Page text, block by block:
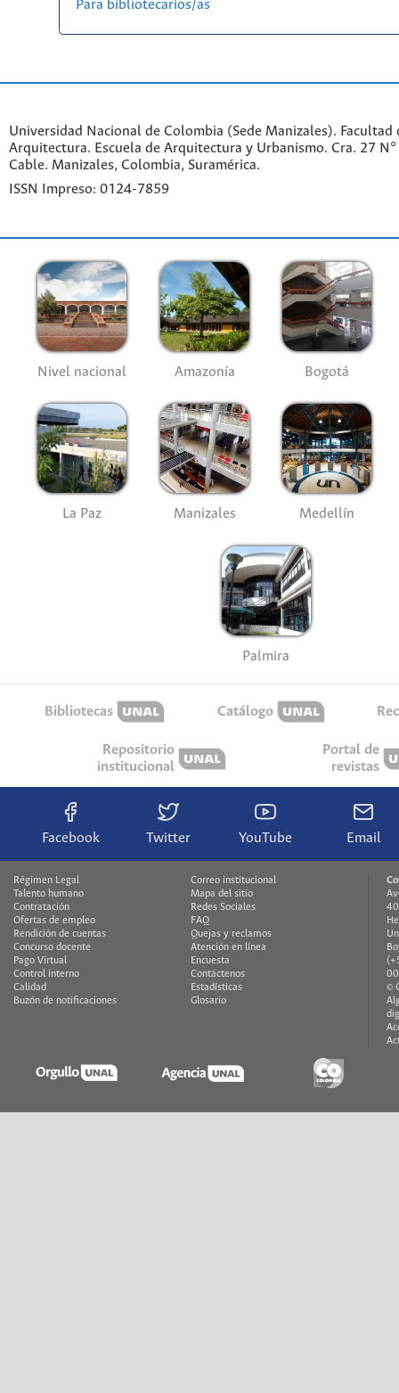
Para bibliotecarios/as
Universidad Nacional de Colombia (Sede Manizales). Facultad
Arquitectura. Escuela de Arquitectura y Urbanismo. Cra. 27
Cable. Manizales, Colombia, Suramérica.
ISSN Impreso: 0124-7859
Nivel nacional Amazonía Bogotá
La Paz Manizales Medellín
Palmira
Bibliotecas Catálogo
Repositorio
institucional
Portal de
revistas
Facebook Twitter YouTube Email
Régimen Legal
Talento humano
Contratación
Ofertas de empleo
Rendición de cuentas
Concurso docente
Pago Virtual
Control interno
Calidad
Buzón de notificaciones
Correo institucional
Mapa del sitio
Redes Sociales
FAQ
Quejas y reclamos
Atención en línea
Encuesta
Contáctenos
Estadísticas
Glosario
©